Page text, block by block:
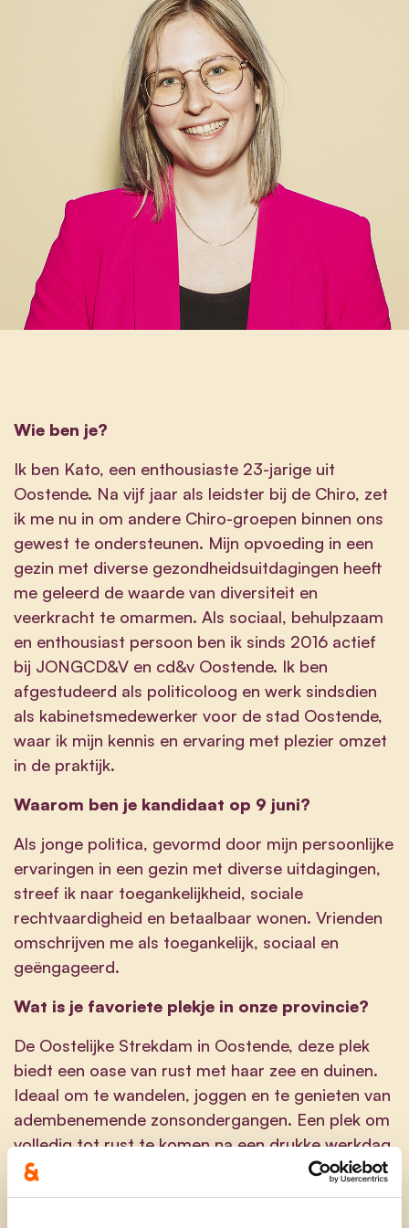
Wie ben je?
Ik ben Kato, een enthousiaste 23-jarige uit
Oostende. Na vijf jaar als leidster bij de Chiro, zet
ik me nu in om andere Chiro-groepen binnen ons
gewest te ondersteunen. Mijn opvoeding in een
gezin met diverse gezondheidsuitdagingen heeft
me geleerd de waarde van diversiteit en
veerkracht te omarmen. Als sociaal, behulpzaam
en enthousiast persoon ben ik sinds 2016 actief
bij JONGCD&V en cd&v Oostende. Ik ben
afgestudeerd als politicoloog en werk sindsdien
als kabinetsmedewerker voor de stad Oostende,
waar ik mijn kennis en ervaring met plezier omzet
in de praktijk.
Waarom ben je kandidaat op 9 juni?
Als jonge politica, gevormd door mijn persoonlijke
ervaringen in een gezin met diverse uitdagingen,
streef ik naar toegankelijkheid, sociale
rechtvaardigheid en betaalbaar wonen. Vrienden
omschrijven me als toegankelijk, sociaal en
geëngageerd.
Wat is je favoriete plekje in onze provincie?
De Oostelijke Strekdam in Oostende, deze plek
biedt een oase van rust met haar zee en duinen.
Ideaal om te wandelen, joggen en te genieten van
adembenemende zonsondergangen. Een plek om
volledig tot rust te komen na een drukke werkdag.